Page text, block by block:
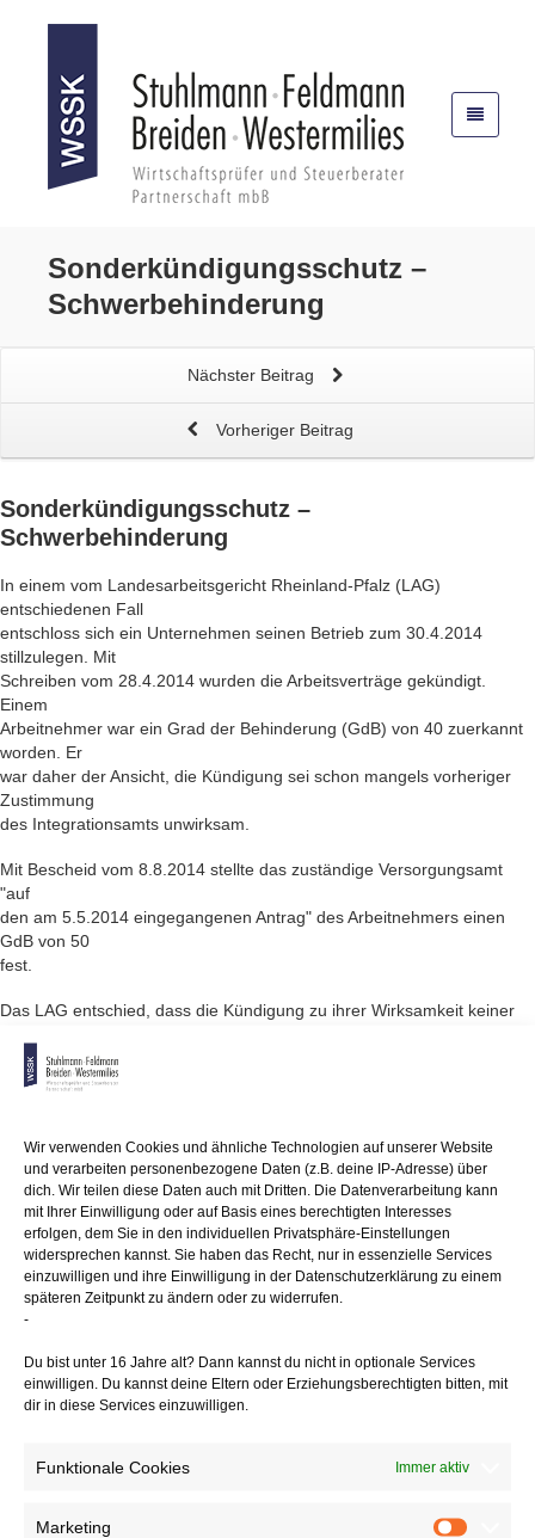
Wir verwenden Cookies und ähnliche Technologien auf unserer Website
und verarbeiten personenbezogene Daten (z.B. deine IP-Adresse) über
dich. Wir teilen diese Daten auch mit Dritten. Die Datenverarbeitung kann
mit Ihrer Einwilligung oder auf Basis eines berechtigten Interesses
erfolgen, dem Sie in den individuellen Privatsphäre-Einstellungen
widersprechen kannst. Sie haben das Recht, nur in essenzielle Services
einzuwilligen und ihre Einwilligung in der Datenschutzerklärung zu einem
späteren Zeitpunkt zu ändern oder zu widerrufen.
-
Du bist unter 16 Jahre alt? Dann kannst du nicht in optionale Services
einwilligen. Du kannst deine Eltern oder Erziehungsberechtigten bitten, mit
dir in diese Services einzuwilligen.
Funktionale Cookies Immer aktiv
Marketing
Sonderkündigungsschutz –
Schwerbehinderung
Nächster Beitrag
Vorheriger Beitrag
Sonderkündigungsschutz –
Schwerbehinderung
In einem vom Landesarbeitsgericht Rheinland-Pfalz (LAG)
entschiedenen Fall
entschloss sich ein Unternehmen seinen Betrieb zum 30.4.2014
stillzulegen. Mit
Schreiben vom 28.4.2014 wurden die Arbeitsverträge gekündigt.
Einem
Arbeitnehmer war ein Grad der Behinderung (GdB) von 40 zuerkannt
worden. Er
war daher der Ansicht, die Kündigung sei schon mangels vorheriger
Zustimmung
des Integrationsamts unwirksam.
Mit Bescheid vom 8.8.2014 stellte das zuständige Versorgungsamt
"auf
den am 5.5.2014 eingegangenen Antrag" des Arbeitnehmers einen
GdB von 50
fest.
Das LAG entschied, dass die Kündigung zu ihrer Wirksamkeit keiner
des Integrationsamts bedurfte. Der Arbeitnehmer hatte im Zeitpunkt
des Zugangs
als schwerbehinderter Mensch. Ferner waren die in den vorgelegten
Bescheiden
angeführten gesundheitlichen Beeinträchtigungen des Arbeitnehmers
jedenfalls nicht so auffallend, dass sie ohne Weiteres "ins Auge
springen".
Der Nachweis der Schwerbehinderteneigenschaft gegenüber dem
Arbeitgeber
Dabei muss
jedoch nicht nur das Vorliegen einer oder mehrerer
Beeinträchtigungen offenkundig
50 in einem